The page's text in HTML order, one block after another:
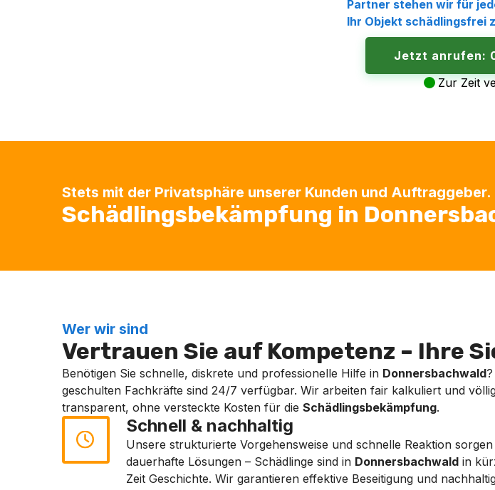
Partner stehen wir für
Ihr Objekt schädlingsfrei
Jetzt anrufen:
Zur Zeit
Stets mit der Privatsphäre unserer Kunden und Auftraggeber.
Schädlingsbekämpfung in
Wer wir sind
Vertrauen Sie auf Kompetenz – Ihre
Benötigen Sie schnelle, diskrete und professionelle Hilfe in Donnersbachwald
geschulten Fachkräfte sind 24/7 verfügbar. Wir arbeiten fair kalkuliert und
transparent, ohne versteckte Kosten für die Schädlingsbekämpfung.
Schnell & nachhaltig
Unsere strukturierte Vorgehensweise und schnelle Reaktion
dauerhafte Lösungen – Schädlinge sind in Donnersbachwald in
Zeit Geschichte. Wir garantieren effektive Beseitigung und